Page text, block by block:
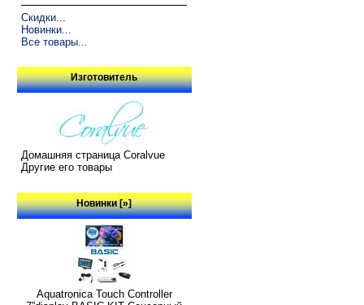
Скидки...
Новинки...
Все товары...
Изготовитель
Домашняя страница Coralvue
Другие его товары
Новинки [»]
Aquatronica Touch Controller